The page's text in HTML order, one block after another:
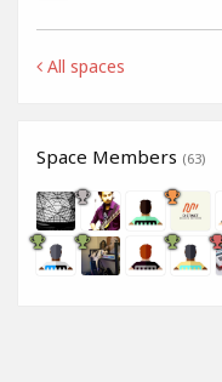
All spaces
Space Members (63)